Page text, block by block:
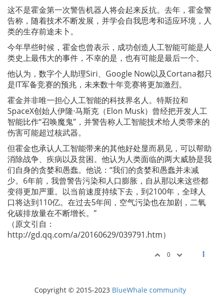
这不是霍金第一次警告机器人将会起来反抗。去年，霍金警
告称，随着技术不断发展，并学会自我思考和适应环境，人
类的生存前途未卜。
今年早些时候，霍金也曾表示，成功创造人工智能可能是人
类史上最伟大的事件，不幸的是，也有可能是最后一个。
他认为，数字个人助理Siri、Google Now以及Cortana都只
是IT军备竞赛的预兆，未来数十年竞赛将更加激烈。
霍金并非唯一担心人工智能的科技界名人。特斯拉和
SpaceX创始人伊隆·马斯克（Elon Musk）曾经把开发人工
智能比作“召唤魔鬼”，并警告称人工智能技术给人类带来的
伤害可能超过核武器。
但霍金也承认人工智能带来的其他好处显而易见，可以帮助
消除战争、疾病以及贫困。他认为人类面临的两大威胁是我
们自身的贪婪和愚蠢。他说：“我们的贪婪和愚蠢并未减
少。6年前，我曾警告污染和人口膨胀，自从那以来这些都
变得更加严重。以当前速度持续下去，到2100年，全球人
口将达到110亿。在过去5年间，空气污染也在加剧，二氧
化碳排放量在不断增长。”
（原文引自：
http://gd.qq.com/a/20160629/039791.htm）
0
Copyright © 2015-2023 BlueWhale community